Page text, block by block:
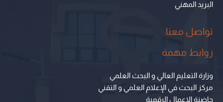
البريد المهني
تواصل معنا
روابط مهمة
وزارة التعليم العالي و البحث العلمي
مركز البحث في الإعلام العلمي و التقني
حاضنة الاعمال الرقمية